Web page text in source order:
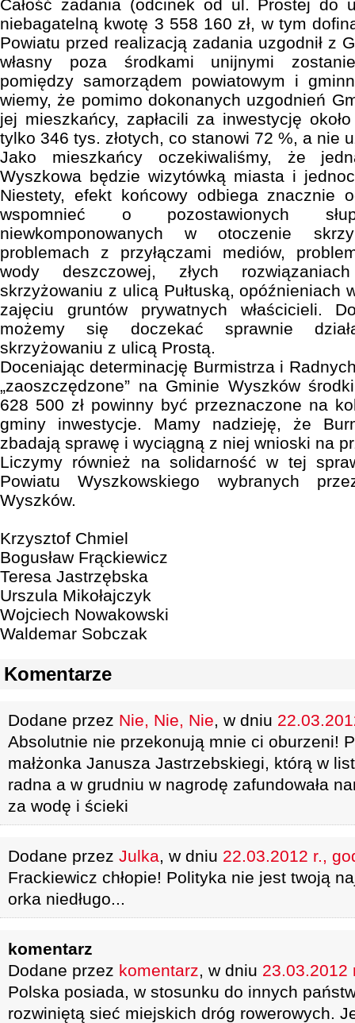
Całość zadania (odcinek od ul. Prostej do
niebagatelną kwotę 3 558 160 zł, w tym
Powiatu przed realizacją zadania uzgodnił z
własny poza środkami unijnymi
pomiędzy samorządem powiatowym i
wiemy, że pomimo dokonanych uzgodnień
jej mieszkańcy, zapłacili za inwestycję
tylko 346 tys. złotych, co stanowi 72 %, a nie
Jako mieszkańcy oczekiwaliśmy, że
Wyszkowa będzie wizytówką miasta i
Niestety, efekt końcowy odbiega znacznie
wspomnieć o pozostawionych
niewkomponowanych w otoczenie
problemach z przyłączami mediów,
wody deszczowej, złych
skrzyżowaniu z ulicą Pułtuską, opóźnieniach
zajęciu gruntów prywatnych właścicieli.
możemy się doczekać sprawnie
skrzyżowaniu z ulicą Prostą.
Doceniając determinację Burmistrza i
„zaoszczędzone” na Gminie Wyszków
628 500 zł powinny być przeznaczone na
gminy inwestycje. Mamy nadzieję, że
zbadają sprawę i wyciągną z niej wnioski na
Liczymy również na solidarność w tej
Powiatu Wyszkowskiego wybranych
Wyszków.
Krzysztof Chmiel
Bogusław Frąckiewicz
Teresa Jastrzębska
Urszula Mikołajczyk
Wojciech Nowakowski
Waldemar Sobczak
Komentarze
Dodane przez Nie, Nie, Nie, w dniu
Absolutnie nie przekonują mnie ci oburzeni!
małżonka Janusza Jastrzebskiegi, którą w
radna a w grudniu w nagrodę zafundowała
za wodę i ścieki
Dodane przez Julka, w dniu 22.03.2012 r.,
Frackiewicz chłopie! Polityka nie jest twoją
orka niedługo...
komentarz
Dodane przez komentarz, w dniu 23.03.2012
Polska posiada, w stosunku do innych
rozwiniętą sieć miejskich dróg rowerowych.